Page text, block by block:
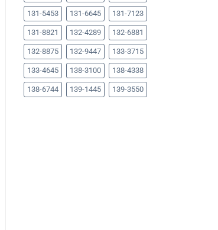
131-5453 131-6645 131-7123
131-8821 132-4289 132-6881
132-8875 132-9447 133-3715
133-4645 138-3100 138-4338
138-6744 139-1445 139-3550